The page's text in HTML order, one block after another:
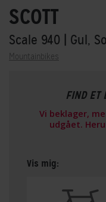
SCOTT
Scale 940 | Gul,
Mountainbikes
FIND ET
Vi beklager,
udgået.
Vis mig: